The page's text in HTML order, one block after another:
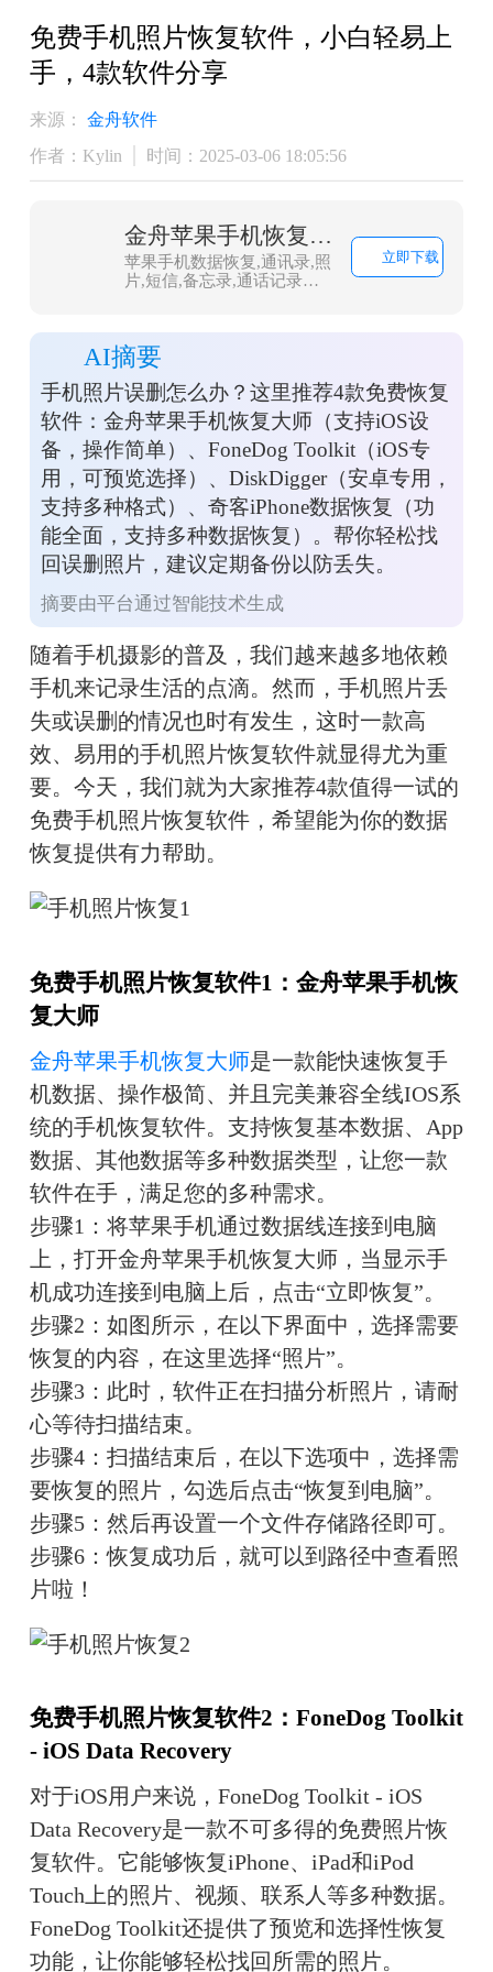
​免费手机照片恢复软件，小白轻易上
手，4款软件分享
来源：
金舟软件
作者：Kylin
时间：2025-03-06 18:05:56
金舟苹果手机恢复大师
苹果手机数据恢复,通讯录,照
片,短信,备忘录,通话记录恢
立即下载
AI摘要
手机照片误删怎么办？这里推荐4款免费恢复
软件：金舟苹果手机恢复大师（支持iOS设
备，操作简单）、FoneDog Toolkit（iOS专
用，可预览选择）、DiskDigger（安卓专用，
支持多种格式）、奇客iPhone数据恢复（功
能全面，支持多种数据恢复）。帮你轻松找
回误删照片，建议定期备份以防丢失。
摘要由平台通过智能技术生成
随着手机摄影的普及，我们越来越多地依赖
手机来记录生活的点滴。然而，手机照片丢
失或误删的情况也时有发生，这时一款高
效、易用的手机照片恢复软件就显得尤为重
要。今天，我们就为大家推荐4款值得一试的
免费手机照片恢复软件，希望能为你的数据
恢复提供有力帮助。
免费手机照片恢复软件1：金舟苹果手机恢
复大师
金舟苹果手机恢复大师是一款能快速恢复手
机数据、操作极简、并且完美兼容全线IOS系
统的手机恢复软件。支持恢复基本数据、App
数据、其他数据等多种数据类型，让您一款
软件在手，满足您的多种需求。
步骤1：将苹果手机通过数据线连接到电脑
上，打开金舟苹果手机恢复大师，当显示手
机成功连接到电脑上后，点击“立即恢复”。
步骤2：如图所示，在以下界面中，选择需要
恢复的内容，在这里选择“照片”。
步骤3：此时，软件正在扫描分析照片，请耐
心等待扫描结束。
步骤4：扫描结束后，在以下选项中，选择需
要恢复的照片，勾选后点击“恢复到电脑”。
步骤5：然后再设置一个文件存储路径即可。
步骤6：恢复成功后，就可以到路径中查看照
片啦！
免费手机照片恢复软件2：FoneDog Toolkit
- iOS Data Recovery
对于iOS用户来说，FoneDog Toolkit - iOS
Data Recovery是一款不可多得的免费照片恢
复软件。它能够恢复iPhone、iPad和iPod
Touch上的照片、视频、联系人等多种数据。
FoneDog Toolkit还提供了预览和选择性恢复
功能，让你能够轻松找回所需的照片。